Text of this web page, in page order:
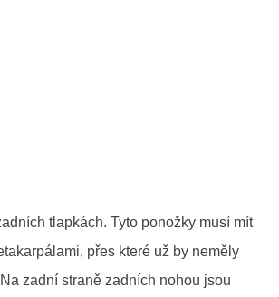
tlapkách. Tyto ponožky musí mít
přes které už by neměly
zadní straně zadních nohou jsou